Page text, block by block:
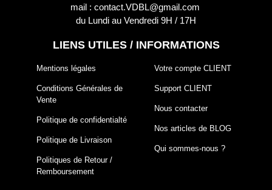
mail : contact.VDBL@gmail.com
du Lundi au Vendredi 9H / 17H
LIENS UTILES / INFORMATIONS
Mentions légales
Conditions Générales de
Vente
Politique de confidentialté
Politique de Livraison
Politiques de Retour /
Remboursement
Votre compte CLIENT
Support CLIENT
Nous contacter
Nos articles de BLOG
Qui sommes-nous ?